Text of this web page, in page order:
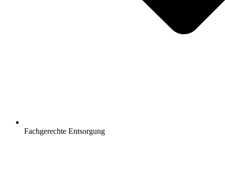
Fachgerechte Entsorgung